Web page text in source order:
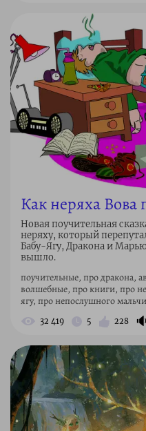
Как неряха Вова
Новая поучительная
неряху, который
Бабу-Ягу, Дракона и
вышло.
поучительные, про дракона,
волшебные, про книги, про
ягу, про непослушного
32 419 5 228